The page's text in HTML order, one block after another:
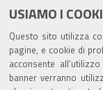
USIAMO I
Questo sito utilizza
pagine, e cookie di
acconsente
banner verranno
Pubblicità Legale
Area riservata
Accesso